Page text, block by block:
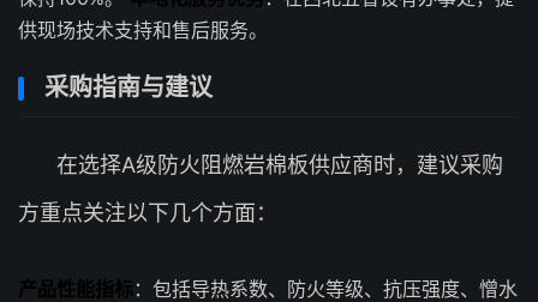
供现场技术支持和售后服务。
采购指南与建议
在选择A级防火阻燃岩棉板供应商时，建议采购
方重点关注以下几个方面：
产品性能指标：包括导热系数、防火等级、抗压强度、憎水